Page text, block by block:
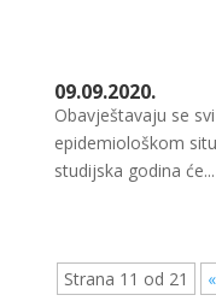
09.09.2020.
Obavještavaju se
epidemiološkom
studijska godina će...
Strana 11 od 21